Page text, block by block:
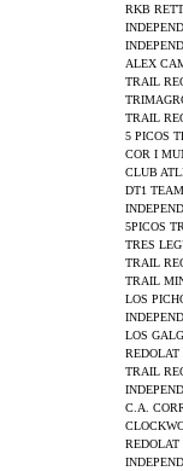
RKB
ALEX
TRAIL
TRAIL
5 PICOS
COR I
CLUB
DT1 TEAM
5PICOS
TRES
TRAIL
TRAIL
LOS
LOS
TRAIL
C.A.